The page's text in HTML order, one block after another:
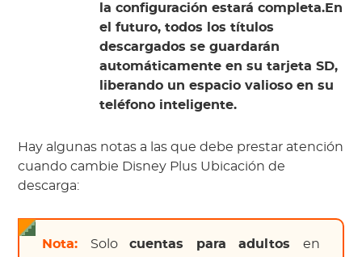
la configuración estará completa.En
el futuro, todos los títulos
descargados se guardarán
automáticamente en su tarjeta SD,
liberando un espacio valioso en su
teléfono inteligente.
Hay algunas notas a las que debe prestar atención
cuando cambie Disney Plus Ubicación de
descarga:
Nota: Solocuentas para adultos en